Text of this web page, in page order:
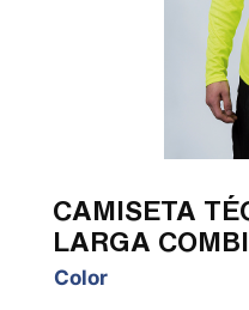
CAMISETA
LARGA
Color